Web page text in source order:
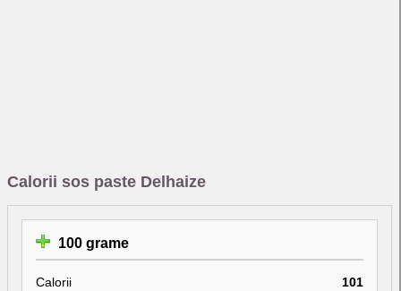
Calorii sos paste Delhaize
100 grame
Calorii
101